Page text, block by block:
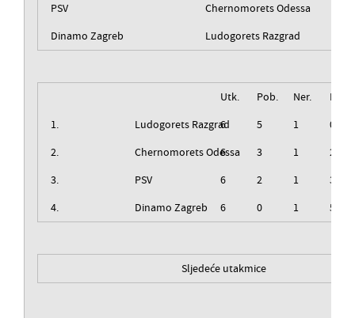
PSV
Chernomorets Odessa
Dinamo Zagreb
Ludogorets Razgrad
Utk. Pob. Ner.
Izg.
1.
Ludogorets Razgrad
6 5 1
0
2.
Chernomorets Odessa
6 3 1
2
3.
PSV 6 2 1
3
4.
Dinamo Zagreb 6 0 1 5
Sljedeće utakmice